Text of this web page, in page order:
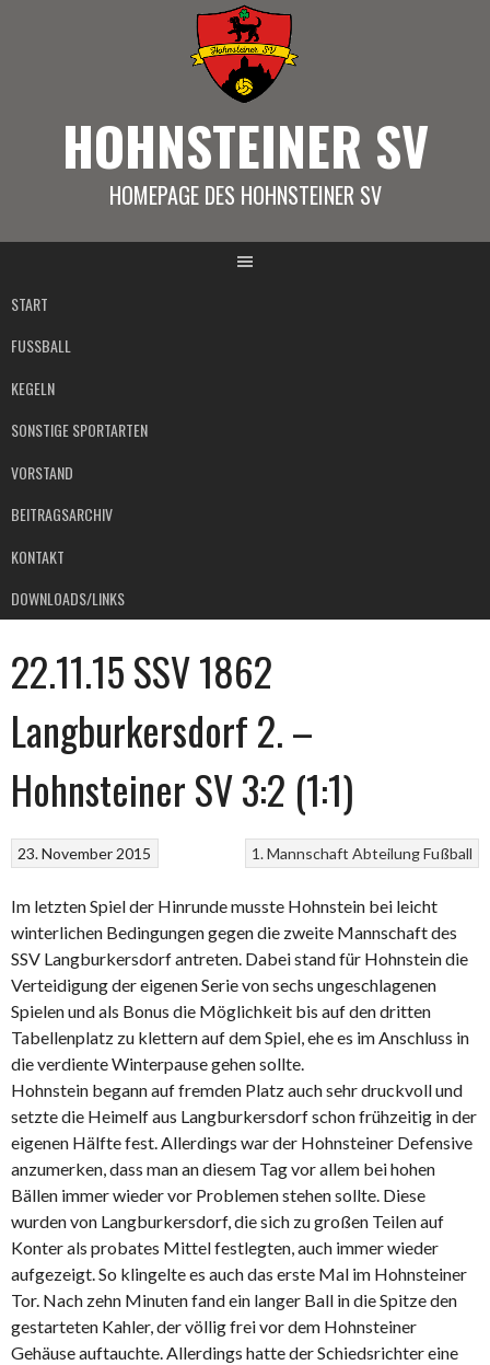
HOHNSTEINER SV
HOMEPAGE DES HOHNSTEINER SV
START
FUSSBALL
KEGELN
SONSTIGE SPORTARTEN
VORSTAND
BEITRAGSARCHIV
KONTAKT
DOWNLOADS/LINKS
22.11.15 SSV 1862
Langburkersdorf 2. –
Hohnsteiner SV 3:2 (1:1)
1. Mannschaft Abteilung Fußball
23. November 2015
Im letzten Spiel der Hinrunde musste Hohnstein bei leicht
winterlichen Bedingungen gegen die zweite Mannschaft des
SSV Langburkersdorf antreten. Dabei stand für Hohnstein die
Verteidigung der eigenen Serie von sechs ungeschlagenen
Spielen und als Bonus die Möglichkeit bis auf den dritten
Tabellenplatz zu klettern auf dem Spiel, ehe es im Anschluss in
die verdiente Winterpause gehen sollte.
Hohnstein begann auf fremden Platz auch sehr druckvoll und
setzte die Heimelf aus Langburkersdorf schon frühzeitig in der
eigenen Hälfte fest. Allerdings war der Hohnsteiner Defensive
anzumerken, dass man an diesem Tag vor allem bei hohen
Bällen immer wieder vor Problemen stehen sollte. Diese
wurden von Langburkersdorf, die sich zu großen Teilen auf
Konter als probates Mittel festlegten, auch immer wieder
aufgezeigt. So klingelte es auch das erste Mal im Hohnsteiner
Tor. Nach zehn Minuten fand ein langer Ball in die Spitze den
gestarteten Kahler, der völlig frei vor dem Hohnsteiner
Gehäuse auftauchte. Allerdings hatte der Schiedsrichter eine